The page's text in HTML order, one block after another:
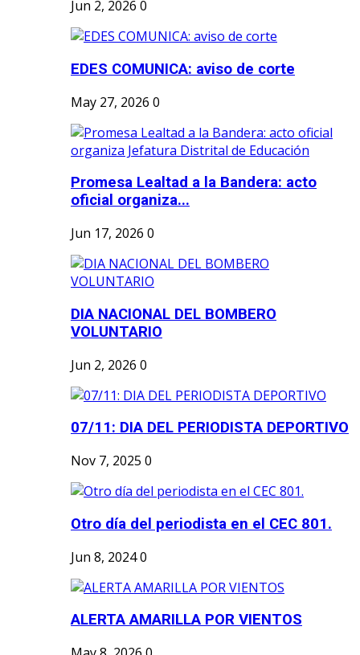
Jun 2, 2026 0
EDES COMUNICA: aviso de corte
May 27, 2026 0
Promesa Lealtad a la Bandera: acto
oficial organiza...
Jun 17, 2026 0
DIA NACIONAL DEL BOMBERO
VOLUNTARIO
Jun 2, 2026 0
07/11: DIA DEL PERIODISTA DEPORTIVO
Nov 7, 2025 0
Otro día del periodista en el CEC 801.
Jun 8, 20240
ALERTA AMARILLA POR VIENTOS